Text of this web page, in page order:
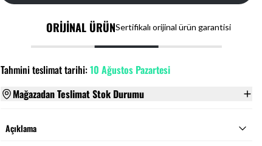
ORİJİNAL ÜRÜNSertifikalı orijinal ürün garantisi
Tahmini teslimat tarihi:10 Ağustos Pazartesi
Mağazadan Teslimat Stok Durumu
Açıklama